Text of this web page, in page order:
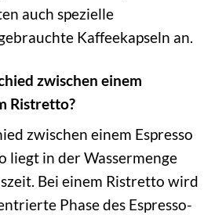
auch spezielle
Kaffeekapseln an.
zwischen einem
Ristretto?
zwischen einem Espresso
liegt in der Wassermenge
Bei einem Ristretto wird
Phase des Espresso-